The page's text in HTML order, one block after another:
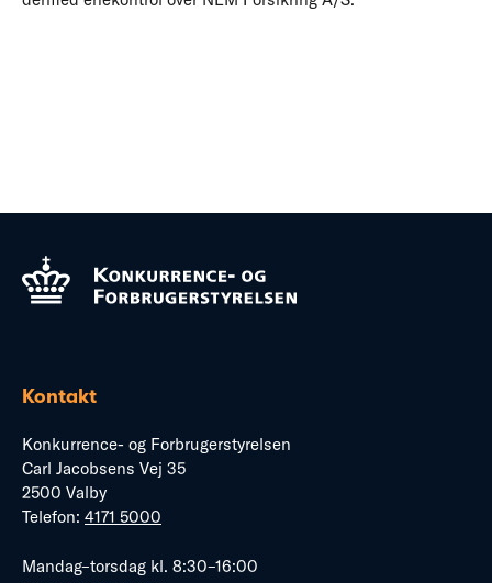
Kontakt
Konkurrence- og Forbrugerstyrelsen
Carl Jacobsens Vej 35
2500 Valby
Telefon: 4171 5000
Mandag–torsdag kl. 8:30–16:00